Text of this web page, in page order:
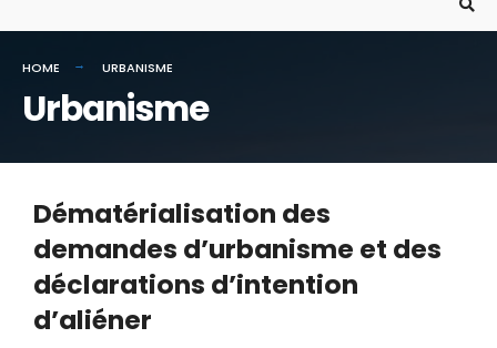
HOME URBANISME
Urbanisme
Dématérialisation des
demandes d’urbanisme et des
déclarations d’intention
d’aliéner